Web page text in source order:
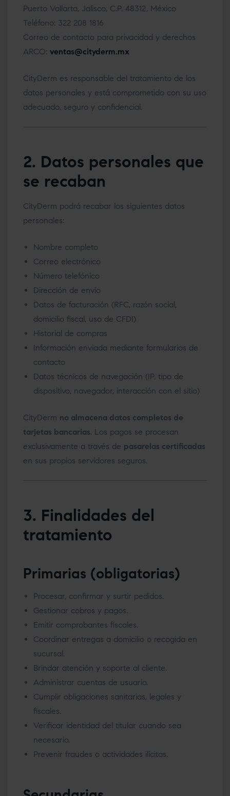
Puerto Vallarta, Jalisco, C.P. 48312, México
Teléfono: 322 208 1816
Correo de contacto para privacidad y derechos
ARCO: ventas@cityderm.mx
CityDerm es responsable del tratamiento de los
datos personales y está comprometido con su uso
adecuado, seguro y confidencial.
2. Datos personales que
se recaban
CityDerm podrá recabar los siguientes datos
personales:
Nombre completo
Correo electrónico
Número telefónico
Dirección de envío
Datos de facturación (RFC, razón social,
domicilio fiscal, uso de CFDI)
Historial de compras
Información enviada mediante formularios de
contacto
Datos técnicos de navegación (IP, tipo de
dispositivo, navegador, interacción con el sitio)
CityDerm no almacena datos completos de
tarjetas bancarias. Los pagos se procesan
exclusivamente a través de pasarelas certificadas
en sus propios servidores seguros.
3. Finalidades del
tratamiento
Primarias (obligatorias)
Procesar, confirmar y surtir pedidos.
Gestionar cobros y pagos.
Emitir comprobantes fiscales.
Coordinar entregas a domicilio o recogida en
sucursal.
Brindar atención y soporte al cliente.
Administrar cuentas de usuario.
Cumplir obligaciones sanitarias, legales y
fiscales.
Verificar identidad del titular cuando sea
necesario.
Prevenir fraudes o actividades ilícitas.